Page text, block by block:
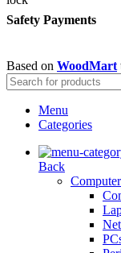
Safety Payments
Based on WoodMart
Menu
Categories
Back